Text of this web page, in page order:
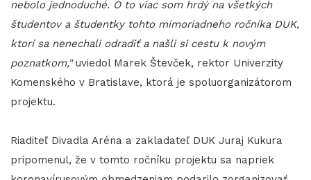
nebolo jednoduché. O to viac som hrdý na všetkých
študentov a študentky tohto mimoriadneho ročníka DUK,
ktorí sa nenechali odradiť a našli si cestu k novým
poznatkom,"uviedol Marek Števček, rektor Univerzity
Komenského v Bratislave, ktorá je spoluorganizátorom
projektu.
Riaditeľ Divadla Aréna a zakladateľ DUK Juraj Kukura
pripomenul, že v tomto ročníku projektu sa napriek